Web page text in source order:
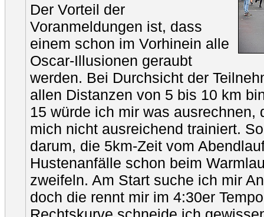
Der Vorteil der
Voranmeldungen ist, dass
einem schon im Vorhinein alle
Oscar-Illusionen geraubt
werden. Bei Durchsicht der
allen Distanzen von 5 bis 10 km
15 würde ich mir was ausrechnen,
mich nicht ausreichend trainiert.
darum, die 5km-Zeit vom
Hustenanfälle schon beim
zweifeln. Am Start suche ich mir
doch die rennt mir im 4:30er